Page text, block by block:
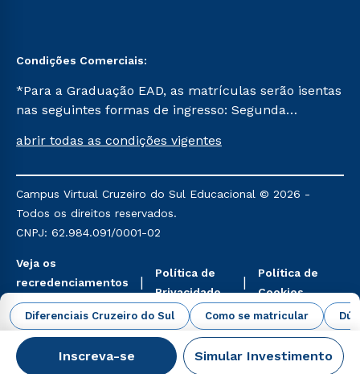
Diferenciais Cruzeiro do Sul Como se matricular
Inscreva-se Simular Investimento
Condições Comerciais:
*Para a Graduação EAD, as matrículas serão isentas
nas seguintes formas de ingresso: Segunda
Já para as demais, a taxa de matrícula será de R$
mencionadas são referentes aos cursos: Ensino
Religioso, Geografia para a Docência e Metodologia
do Ensino de História: Questões Atuais.
abrir todas as condições vigentes
Campus Virtual Cruzeiro do Sul Educacional © 2026 -
Todos os direitos reservados.
CNPJ: 62.984.091/0001-02
Veja os
recredenciamentos
aqui
Política de
Privacidade
Política de
Cookies